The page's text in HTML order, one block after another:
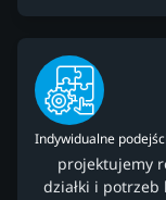
Indywidualne
projektujemy
działki i potrzeb